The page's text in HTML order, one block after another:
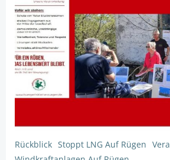
Rückblick Stoppt LNG Auf Rügen